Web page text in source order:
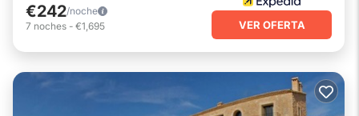
€242/noche
7 noches - €1,695 VER OFERTA